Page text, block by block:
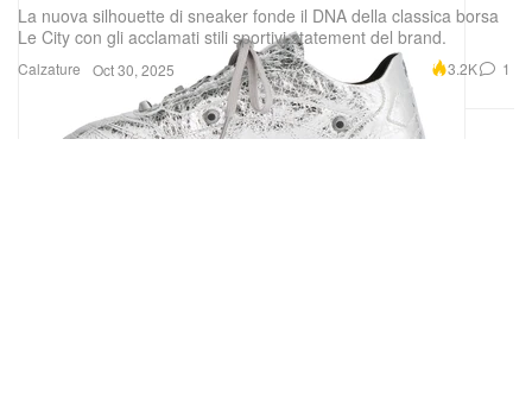
Calzature
La nuova silhouette di sneaker fonde il DNA della classica borsa
Le City con gli acclamati stili sportivi statement del brand.
Oct 30, 2025 3.2K 1